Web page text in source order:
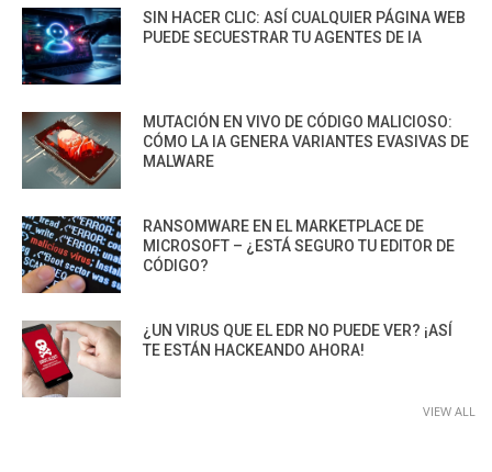
SIN HACER CLIC: ASÍ CUALQUIER PÁGINA WEB
PUEDE SECUESTRAR TU AGENTES DE IA
MUTACIÓN EN VIVO DE CÓDIGO MALICIOSO:
CÓMO LA IA GENERA VARIANTES EVASIVAS DE
MALWARE
RANSOMWARE EN EL MARKETPLACE DE
MICROSOFT – ¿ESTÁ SEGURO TU EDITOR DE
CÓDIGO?
¿UN VIRUS QUE EL EDR NO PUEDE VER? ¡ASÍ
TE ESTÁN HACKEANDO AHORA!
VIEW ALL